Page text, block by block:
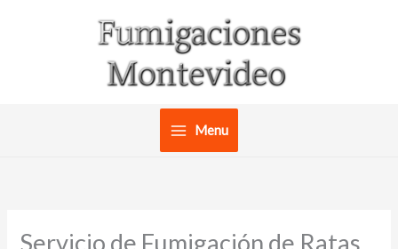
Menu
Servicio de Fumigación de Ratas